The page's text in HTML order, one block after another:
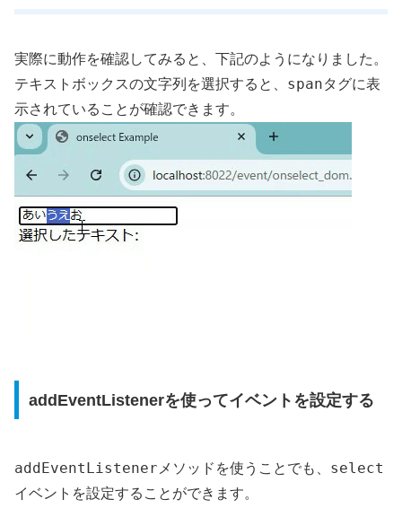
実際に動作を確認してみると、下記のようになりました。
テキストボックスの文字列を選択すると、 spanタグに表
示されていることが確認できます。
addEventListenerを使ってイベントを設定する
addEventListener メソッドを使うことでも、 select
イベントを設定することができます。